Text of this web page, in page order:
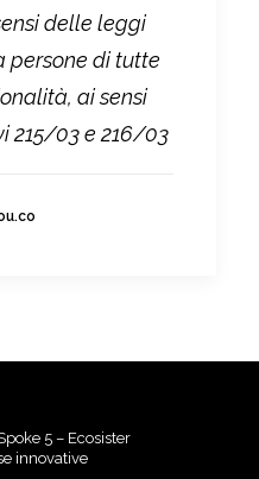
delle leggi
persone di tutte
ai sensi
215/03 e 216/03
5 – Ecosister
innovative